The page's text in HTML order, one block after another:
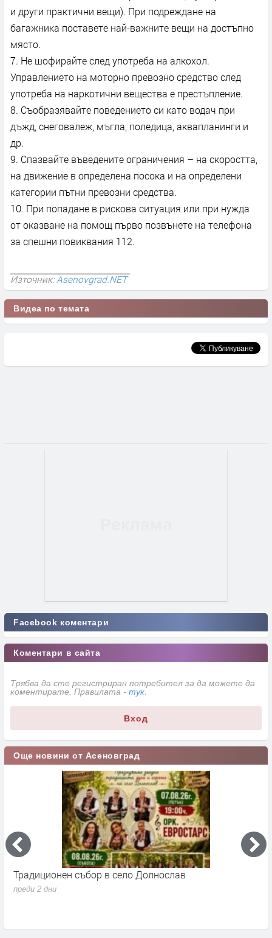
и други практични вещи). При подреждане на
багажника поставете най-важните вещи на достъпно
място.
7. Не шофирайте след употреба на алкохол.
Управлението на моторно превозно средство след
употреба на наркотични вещества е престъпление.
8. Съобразявайте поведението си като водач при
дъжд, снеговалеж, мъгла, поледица, аквапланинги и
др.
9. Спазвайте въведените ограничения – на скоростта,
на движение в определена посока и на определени
категории пътни превозни средства.
10. При попадане в рискова ситуация или при нужда
от оказване на помощ първо позвънете на телефона
за спешни повиквания 112.
Източник:Asenovgrad.NET
Видеа по темата
Facebook коментари
Коментари в сайта
Трябва да сте регистриран потребител за да можете да
коментирате. Правилата - тук
Вход
Още новини от Асеновград
Традиционен събор в село Долнослав
преди 2 дни